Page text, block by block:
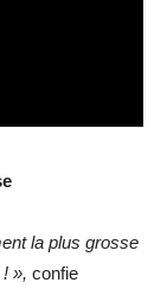
la plus grosse
», confie